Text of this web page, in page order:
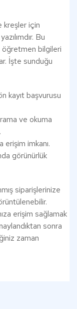
kreşler için
Bu
öğretmen bilgileri
İşte sunduğu
kayıt başvurusu
ve okuma
erişim imkanı.
görünürlük
siparişlerinize
erişim sağlamak
sonra
zaman